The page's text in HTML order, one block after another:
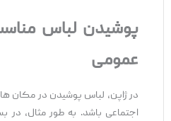
پوشیدن لباس
عمومی
در ژاپن، لباس پوشیدن در مکان‌
اجتماعی باشد. به ‌طور مثال، در